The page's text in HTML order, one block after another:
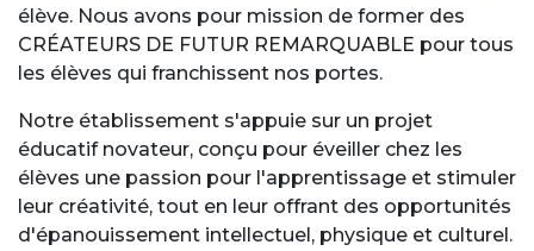
élève. Nous avons pour mission de former des
CRÉATEURS DE FUTUR REMARQUABLE pour tous
les élèves qui franchissent nos portes.
Notre établissement s'appuie sur un projet
éducatif novateur, conçu pour éveiller chez les
élèves une passion pour l'apprentissage et stimuler
leur créativité, tout en leur offrant des opportunités
d'épanouissement intellectuel, physique et culturel.